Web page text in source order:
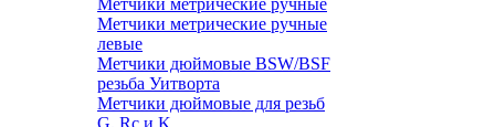
Метчики метрические ручные
Метчики метрические ручные
левые
Метчики дюймовые BSW/BSF
резьба Уитворта
Метчики дюймовые для резьб
G, Rc и K